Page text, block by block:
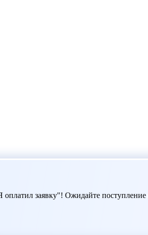
заявку"! Ожидайте поступление